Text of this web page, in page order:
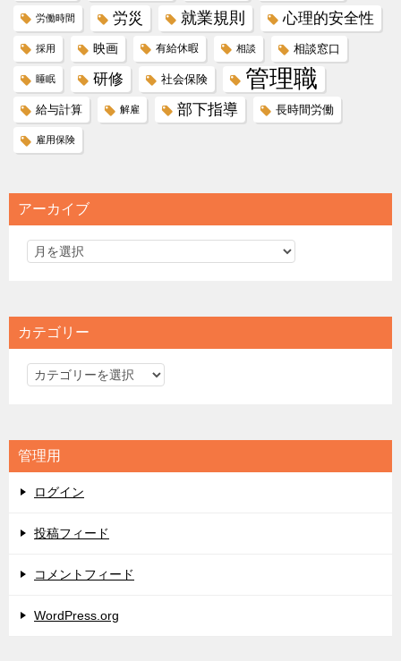
労働時間 労災 就業規則 心理的安全性
採用 映画 有給休暇 相談 相談窓口
睡眠 研修 社会保険 管理職
給与計算 解雇 部下指導 長時間労働
雇用保険
アーカイブ
カテゴリー
カ
リ
ー
管理用
ログイン
投稿フィード
コメントフィード
WordPress.org